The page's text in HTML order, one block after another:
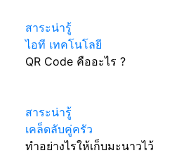
สาระน่ารู้
ไอที เทคโนโลยี
QR Code คืออะไร ?
สาระน่ารู้
เคล็ดลับคู่ครัว
ทำอย่างไรให้เก็บมะนาวไว้